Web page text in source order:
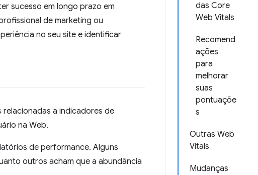
das Core
Web Vitals
Recomend
ações
para
melhorar
suas
pontuaçõe
s
Outras Web
Vitals
Mudanças
sucesso em longo prazo em
de marketing ou
no seu site e identificar
relacionadas a indicadores de
na Web.
de performance. Alguns
outros acham que a abundância